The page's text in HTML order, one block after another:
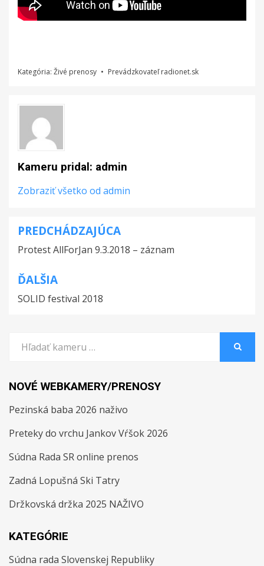
Kategória: Živé prenosy Prevádzkovateľradionet.sk
Kameru pridal: admin
Zobraziť všetko od admin
Navigácia
v
článku
PREDCHÁDZAJÚCA
Protest AllForJan 9.3.2018 – záznam
ĎALŠIA
SOLID festival 2018
for:
NOVÉ WEBKAMERY/PRENOSY
Pezinská baba 2026 naživo
Preteky do vrchu Jankov Vŕšok 2026
Súdna Rada SR online prenos
Zadná Lopušná Ski Tatry
Držkovská držka 2025 NAŽIVO
KATEGÓRIE
Súdna rada Slovenskej Republiky